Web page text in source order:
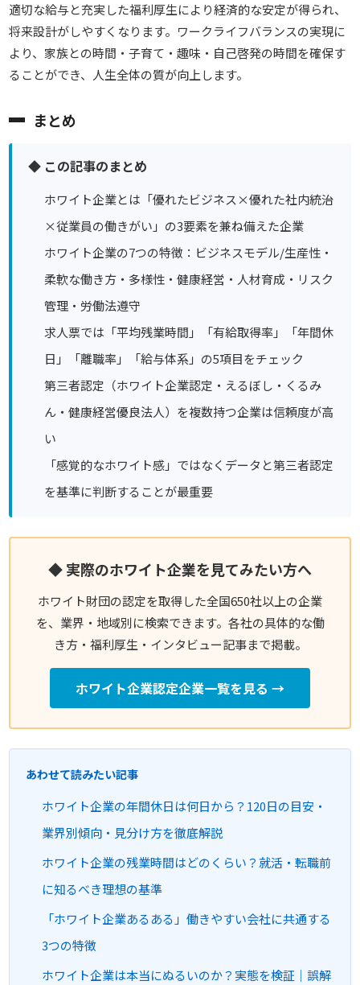
適切な給与と充実した福利厚生により経済的な安定が得られ、
将来設計がしやすくなります。ワークライフバランスの実現に
より、家族との時間・子育て・趣味・自己啓発の時間を確保す
ることができ、人生全体の質が向上します。
まとめ
◆ この記事のまとめ
ホワイト企業とは「優れたビジネス×優れた社内統治
×従業員の働きがい」の3要素を兼ね備えた企業
ホワイト企業の7つの特徴：ビジネスモデル/生産性・
柔軟な働き方・多様性・健康経営・人材育成・リスク
管理・労働法遵守
求人票では「平均残業時間」「有給取得率」「年間休
日」「離職率」「給与体系」の5項目をチェック
第三者認定（ホワイト企業認定・えるぼし・くるみ
ん・健康経営優良法人）を複数持つ企業は信頼度が高
い
「感覚的なホワイト感」ではなくデータと第三者認定
を基準に判断することが最重要
◆ 実際のホワイト企業を見てみたい方へ
ホワイト財団の認定を取得した全国650社以上の企業
を、業界・地域別に検索できます。各社の具体的な働
き方・福利厚生・インタビュー記事まで掲載。
ホワイト企業認定企業一覧を見る →
あわせて読みたい記事
ホワイト企業の年間休日は何日から？120日の目安・
業界別傾向・見分け方を徹底解説
ホワイト企業の残業時間はどのくらい？就活・転職前
に知るべき理想の基準
「ホワイト企業あるある」働きやすい会社に共通する
3つの特徴
ホワイト企業は本当にぬるいのか？実態を検証｜誤解